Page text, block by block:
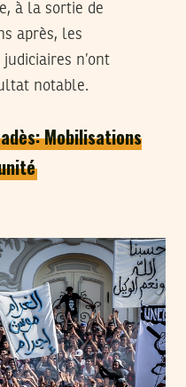
à la sortie de
après, les
n’ont
notable.
Mobilisations